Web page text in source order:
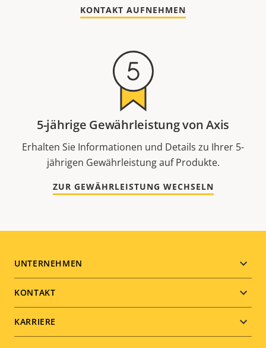
KONTAKT AUFNEHMEN
5-jährige Gewährleistung von Axis
Erhalten Sie Informationen und Details zu Ihrer 5-
jährigen Gewährleistung auf Produkte.
ZUR GEWÄHRLEISTUNG WECHSELN
Footer
menu
UNTERNEHMEN
KONTAKT
KARRIERE